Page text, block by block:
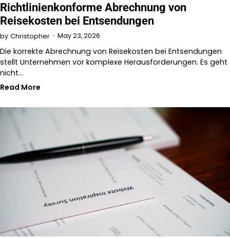
Richtlinienkonforme Abrechnung von
Reisekosten bei Entsendungen
by Christopher May 23, 2026
Die korrekte Abrechnung von Reisekosten bei Entsendungen
stellt Unternehmen vor komplexe Herausforderungen. Es geht
nicht…
Read More